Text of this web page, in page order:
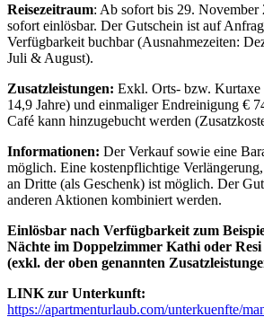
Reisezeitraum: Ab sofort bis 29. November
sofort einlösbar. Der Gutschein ist auf
Verfügbarkeit buchbar (Ausnahmezeiten:
Juli & August).
Zusatzleistungen: Exkl. Orts- bzw. Kurtaxe
14,9 Jahre) und einmaliger Endreinigung €
Café kann hinzugebucht werden
Informationen: Der Verkauf sowie eine
möglich. Eine kostenpflichtige
an Dritte (als Geschenk) ist möglich. Der
anderen Aktionen kombiniert werden.
Einlösbar nach Verfügbarkeit zum
Nächte im Doppelzimmer Kathi oder
(exkl. der oben genannten
LINK zur Unterkunft:
https://apartmenturlaub.com/unterkuenfte/